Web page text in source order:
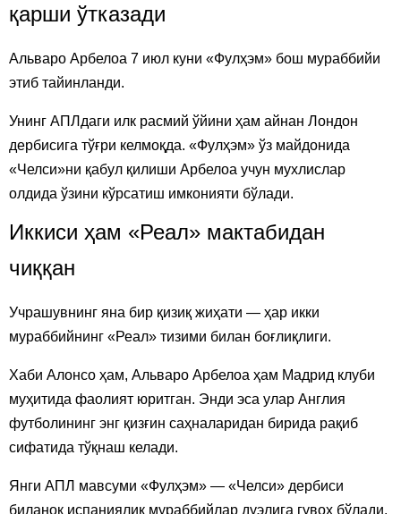
қарши ўтказади
Альваро Арбелоа 7 июл куни «Фулҳэм» бош мураббийи
этиб тайинланди.
Унинг АПЛдаги илк расмий ўйини ҳам айнан Лондон
дербисига тўғри келмоқда. «Фулҳэм» ўз майдонида
«Челси»ни қабул қилиши Арбелоа учун мухлислар
олдида ўзини кўрсатиш имконияти бўлади.
Иккиси ҳам «Реал» мактабидан
чиққан
Учрашувнинг яна бир қизиқ жиҳати — ҳар икки
мураббийнинг «Реал» тизими билан боғлиқлиги.
Хаби Алонсо ҳам, Альваро Арбелоа ҳам Мадрид клуби
муҳитида фаолият юритган. Энди эса улар Англия
футболининг энг қизғин саҳналаридан бирида рақиб
сифатида тўқнаш келади.
Янги АПЛ мавсуми «Фулҳэм» — «Челси» дербиси
биланоқ испаниялик мураббийлар дуэлига гувоҳ бўлади.